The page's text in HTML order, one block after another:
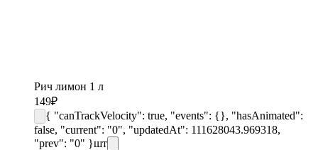
Рич лимон 1 л
149₽
{ "canTrackVelocity": true, "events": {}, "hasAnimated":
false, "current": "0", "updatedAt": 111628043.969318,
"prev": "0" }шт